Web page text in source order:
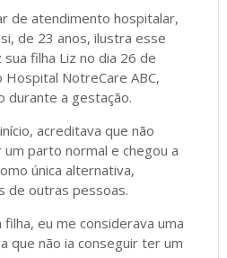
de atendimento hospitalar,
de 23 anos, ilustra esse
filha Liz no dia 26 de
NotreCare ABC,
durante a gestação.
acreditava que não
parto normal e chegou a
única alternativa,
de outras pessoas.
eu me considerava uma
que não ia conseguir ter um